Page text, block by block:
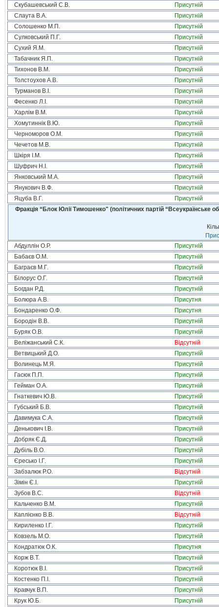
Скубашевський С.В.
Присутній
Слаута В.А.
Присутній
Солошенко М.П.
Присутній
Сулковський П.Г.
Присутній
Сухий Я.М.
Присутній
Табачник Я.П.
Присутній
Тихонов В.М.
Присутній
Толстоухов А.В.
Присутній
Турманов В.І.
Присутній
Фесенко Л.І.
Присутній
Харлім В.М.
Присутній
Хомутиннік В.Ю.
Присутній
Черноморов О.М.
Присутній
Чечетов М.В.
Присутній
Шкіря І.М.
Присутній
Шуфрич Н.І.
Присутній
Янковський М.А.
Присутній
Янукович В.Ф.
Присутній
Яцуба В.Г.
Присутній
Фракція “Блок Юлії Тимошенко" (політичних партій “Всеукраїнське
Абдуллін О.Р.
Присутній
Бабаєв О.М.
Присутній
Баграєв М.Г.
Присутній
Білорус О.Г.
Присутній
Богдан Р.Д.
Присутній
Болюра А.В.
Присутня
Бондаренко О.Ф.
Присутня
Бородін В.В.
Присутній
Буряк О.В.
Присутній
Веліжанський С.К.
Відсутній
Ветвицький Д.О.
Присутній
Волинець М.Я.
Присутній
Гасюк П.П.
Присутній
Гейман О.А.
Присутній
Гнаткевич Ю.В.
Присутній
Губський Б.В.
Присутній
Давимука С.А.
Присутній
Денькович І.В.
Присутній
Добряк Є.Д.
Присутній
Дубіль В.О.
Присутній
Єресько І.Г.
Присутній
Забзалюк Р.О.
Відсутній
Зімін Є.І.
Присутній
Зубов В.С.
Відсутній
Кальченко В.М.
Присутній
Каплієнко В.В.
Відсутній
Кириленко І.Г.
Присутній
Ковзель М.О.
Присутній
Кондратюк О.К.
Присутня
Корж В.Т.
Присутній
Коротюк В.І.
Присутній
Костенко П.І.
Присутній
Кравчук В.П.
Присутній
Крук Ю.Б.
Присутній